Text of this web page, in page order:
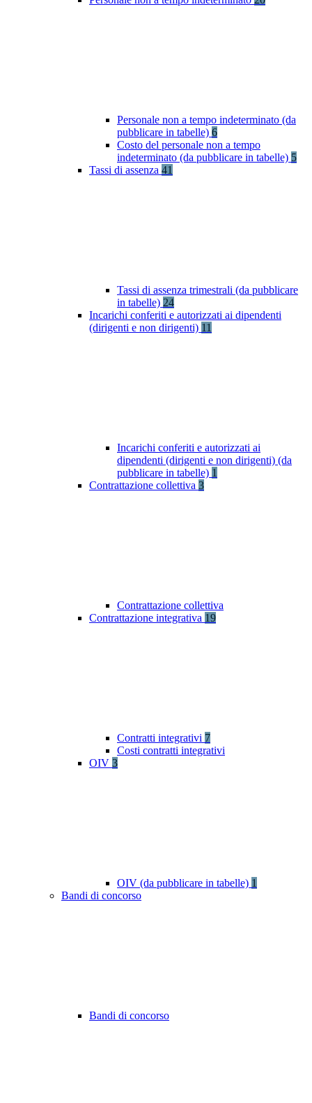
Personale non a tempo indeterminato (da
pubblicare in tabelle) 6
Costo del personale non a tempo
indeterminato (da pubblicare in tabelle) 5
Tassi di assenza 41
Tassi di assenza trimestrali (da pubblicare
in tabelle) 24
Incarichi conferiti e autorizzati ai dipendenti
(dirigenti e non dirigenti) 11
Incarichi conferiti e autorizzati ai
dipendenti (dirigenti e non dirigenti) (da
pubblicare in tabelle) 1
Contrattazione collettiva 3
Contrattazione collettiva
Contrattazione integrativa 19
Contratti integrativi 7
Costi contratti integrativi
OIV 3
OIV (da pubblicare in tabelle) 1
Bandi di concorso
Bandi di concorso